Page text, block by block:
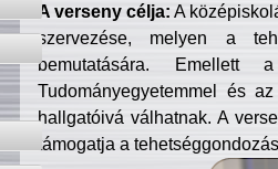
A verseny célja: A
szervezése, melyen a
bemutatására. Emellett
Tudományegyetemmel és
hallgatóivá válhatnak. A
támogatja a